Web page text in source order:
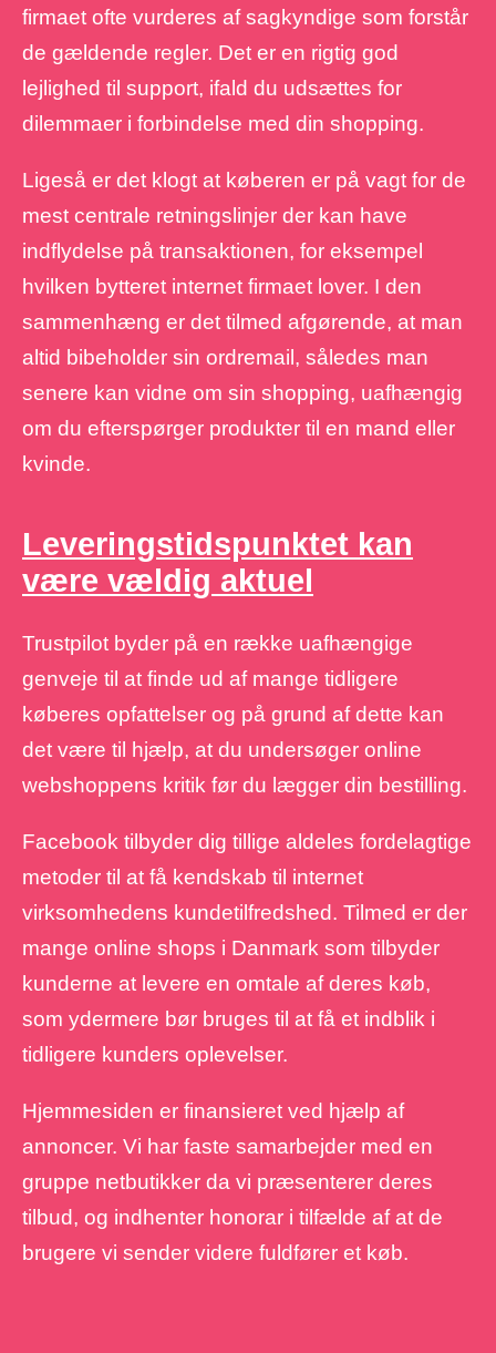
firmaet ofte vurderes af sagkyndige som forstår
de gældende regler. Det er en rigtig god
lejlighed til support, ifald du udsættes for
dilemmaer i forbindelse med din shopping.
Ligeså er det klogt at køberen er på vagt for de
mest centrale retningslinjer der kan have
indflydelse på transaktionen, for eksempel
hvilken bytteret internet firmaet lover. I den
sammenhæng er det tilmed afgørende, at man
altid bibeholder sin ordremail, således man
senere kan vidne om sin shopping, uafhængig
om du efterspørger produkter til en mand eller
kvinde.
Leveringstidspunktet kan
være vældig aktuel
Trustpilot byder på en række uafhængige
genveje til at finde ud af mange tidligere
køberes opfattelser og på grund af dette kan
det være til hjælp, at du undersøger online
webshoppens kritik før du lægger din bestilling.
Facebook tilbyder dig tillige aldeles fordelagtige
metoder til at få kendskab til internet
virksomhedens kundetilfredshed. Tilmed er der
mange online shops i Danmark som tilbyder
kunderne at levere en omtale af deres køb,
som ydermere bør bruges til at få et indblik i
tidligere kunders oplevelser.
Hjemmesiden er finansieret ved hjælp af
annoncer. Vi har faste samarbejder med en
gruppe netbutikker da vi præsenterer deres
tilbud, og indhenter honorar i tilfælde af at de
brugere vi sender videre fuldfører et køb.